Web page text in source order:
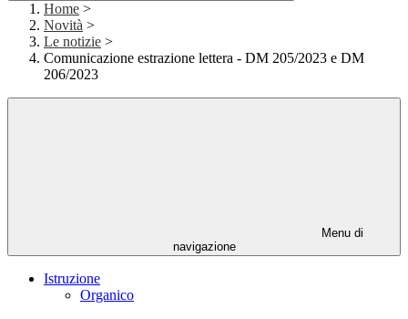
Home >
Novità >
Le notizie >
Comunicazione estrazione lettera - DM 205/2023 e DM
206/2023
Menu di
navigazione
Istruzione
Organico